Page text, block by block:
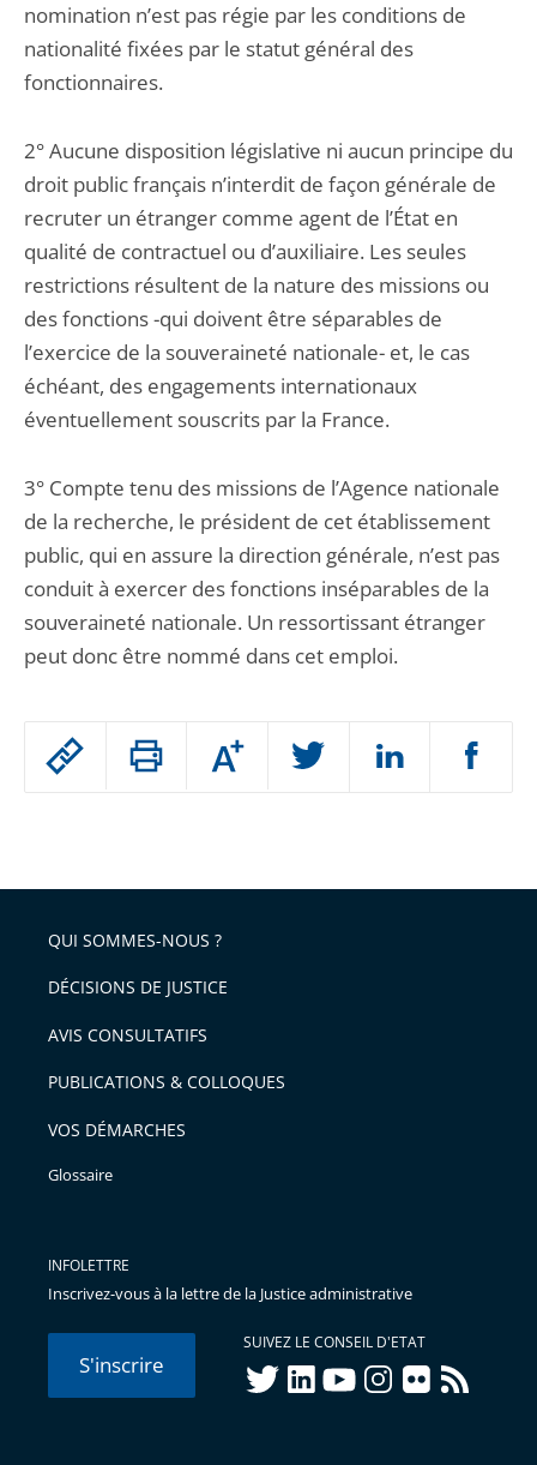
Passer
arriver
après
Augmenter
ou
l'article
pour
avant
nomination n’est pas régie par les conditions de
nationalité fixées par le statut général des
fonctionnaires.
2° Aucune disposition législative ni aucun principe du
droit public français n’interdit de façon générale de
recruter un étranger comme agent de l’État en
qualité de contractuel ou d’auxiliaire. Les seules
restrictions résultent de la nature des missions ou
des fonctions -qui doivent être séparables de
l’exercice de la souveraineté nationale- et, le cas
échéant, des engagements internationaux
éventuellement souscrits par la France.
3° Compte tenu des missions de l’Agence nationale
de la recherche, le président de cet établissement
public, qui en assure la direction générale, n’est pas
conduit à exercer des fonctions inséparables de la
souveraineté nationale. Un ressortissant étranger
peut donc être nommé dans cet emploi.
QUI SOMMES-NOUS ?
DÉCISIONS DE JUSTICE
AVIS CONSULTATIFS
PUBLICATIONS & COLLOQUES
VOS DÉMARCHES
Glossaire
INFOLETTRE
Inscrivez-vous à la lettre de la Justice administrative
S'inscrire
SUIVEZ LE CONSEIL D'ETAT
twitterlinkedInyoutubeinstagram
flickr rss